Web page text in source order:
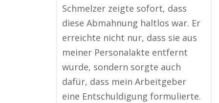
Schmelzer zeigte sofort, dass
diese Abmahnung haltlos war. Er
erreichte nicht nur, dass sie aus
meiner Personalakte entfernt
wurde, sondern sorgte auch
dafür, dass mein Arbeitgeber
eine Entschuldigung formulierte.